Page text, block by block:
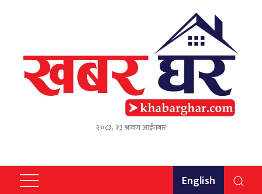
२०८३, २३ श्रावण आईतबार
English